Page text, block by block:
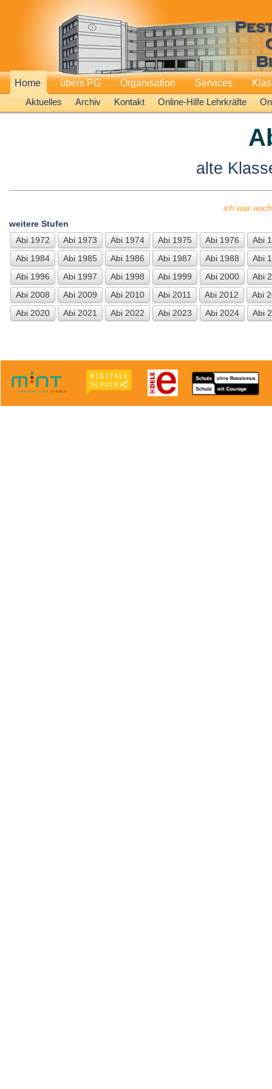
Home
Aktuelles
Archiv Kontakt Online-Hilfe Lehrkräfte
übers PG Organisation Services
alte
ich war
weitere Stufen
Abi 1972
Abi 1973 Abi 1974 Abi 1975 Abi 1976
Abi
Abi 1984
Abi 1985 Abi 1986 Abi 1987 Abi 1988
Abi
Abi 1996
Abi 1997 Abi 1998 Abi 1999 Abi 2000
Abi
Abi 2008
Abi 2009 Abi 2010 Abi 2011 Abi 2012
Abi
Abi 2020
Abi 2021 Abi 2022 Abi 2023 Abi 2024 Abi